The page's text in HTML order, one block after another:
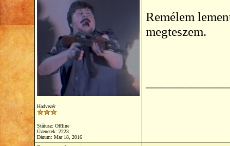
Hadvezér
Státusz: Offline
Üzenetek: 2223
Dátum: Mar 18, 2016
Remélem
megteszem.